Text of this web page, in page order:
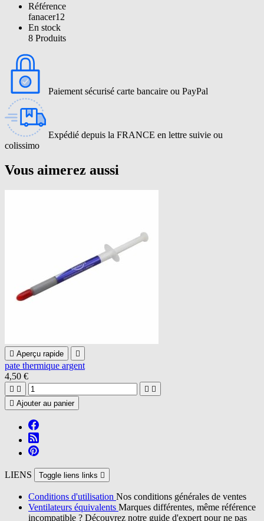
Référence
fanacer12
En stock
8 Produits
Paiement sécurisé carte bancaire ou PayPal
Expédié depuis la FRANCE en lettre suivie ou
colissimo
Vous aimerez aussi
 Aperçu rapide 
pate thermique argent
4,50 €
   
 Ajouter au panier
LIENS Toggle liens links 
Conditions d'utilisation Nos conditions générales de ventes
Ventilateurs équivalents Marques différentes, même référence
incompatible ? Découvrez notre guide d'expert pour ne pas